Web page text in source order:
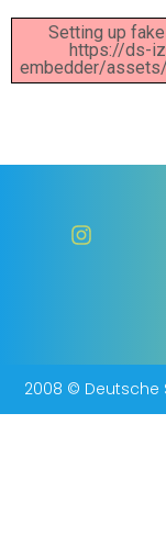
Setting up
https://ds-
embedder/
2008 © Deutsche